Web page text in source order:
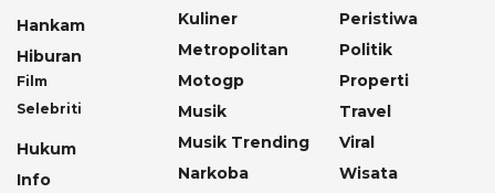
Hankam
Hiburan
Film
Selebriti
Hukum
Info
Kuliner
Metropolitan
Motogp
Musik
Musik Trending
Narkoba
Peristiwa
Politik
Properti
Travel
Viral
Wisata